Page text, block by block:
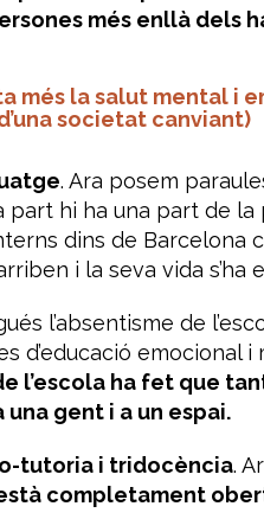
més enllà dels
més la salut mental i
societat canviant)
. Ara posem
part hi ha una part de
dins de Barcelona
i la seva vida s’ha
l’absentisme de
d’educació emocional i
l’escola ha fet que
gent i a un espai.
tutoria i tridocència.
està completament